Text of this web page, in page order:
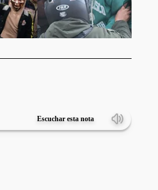
Escuchar esta nota